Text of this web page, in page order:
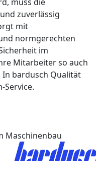
zuverlässig
mit
normgerechten
im
Mitarbeiter so auch
In bardusch Qualität
Service.